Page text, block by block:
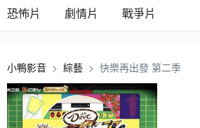
恐怖片 劇情片 戰爭片
小鴨影音 綜藝 快樂再出發 第二季